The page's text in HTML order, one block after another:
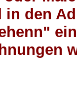
in den